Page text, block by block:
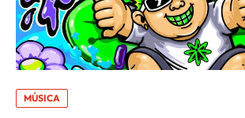
MÚSICA